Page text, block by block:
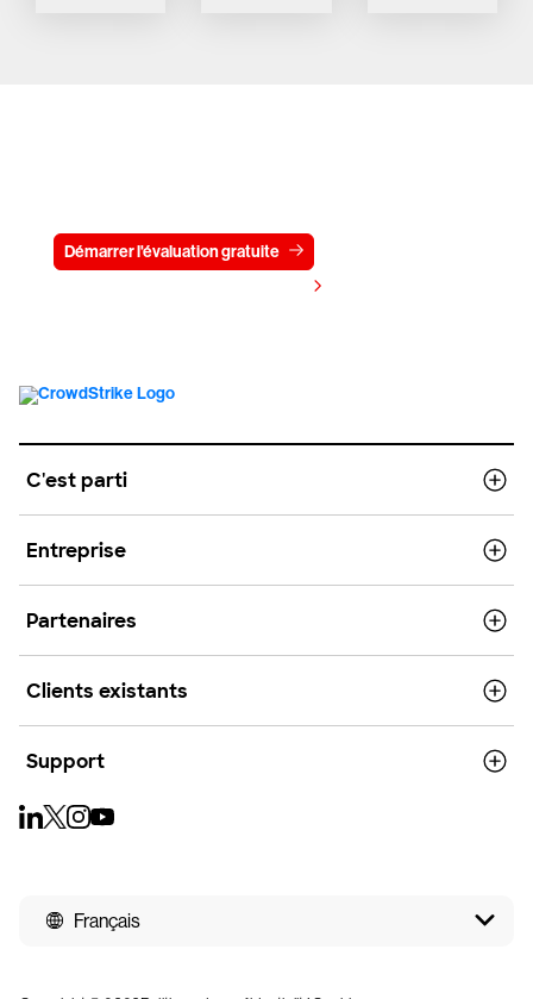
Démarrer l'évaluation gratuite
C'est parti
Entreprise
Partenaires
Clients existants
Support
Français